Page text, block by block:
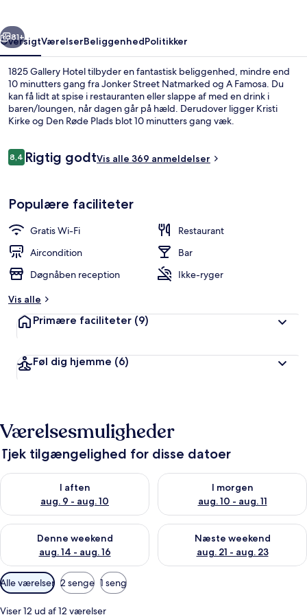
Næste
81+
OversigtVærelserBeliggenhedPolitikker
1825 Gallery Hotel tilbyder en fantastisk beliggenhed, mindre end
10 minutters gang fra Jonker Street Natmarked og A Famosa. Du
kan få lidt at spise i restauranten eller slappe af med en drink i
baren/loungen, når dagen går på hæld. Derudover ligger Kristi
Kirke og Den Røde Plads blot 10 minutters gang væk.
Anmeldelser
8,48,4 ud af 10.
Rigtig godtVis alle 369 anmeldelser
Populære faciliteter
Gratis Wi-Fi
Restaurant
Aircondition
Bar
Døgnåben reception
Ikke-ryger
Vis alle
Primære faciliteter (9)
Føl dig hjemme (6)
Værelsesmuligheder
Tjek tilgængelighed for disse datoer
I aften
aug. 9 - aug. 10
Tjek tilgængelighed for i aften aug. 9 - aug. 10
I morgen
aug. 10 - aug. 11
Tjek tilgængelighed for i
Denne weekend
aug. 14 - aug. 16
Tjek tilgængelighed for denne weekend aug. 14 - aug. 16
Næste weekend
aug. 21 - aug. 23
Tjek tilgængelighed for næste
Tilgængelige
filtre
for
Alle værelser 2 senge 1 seng
Viser 12 ud af 12 værelser